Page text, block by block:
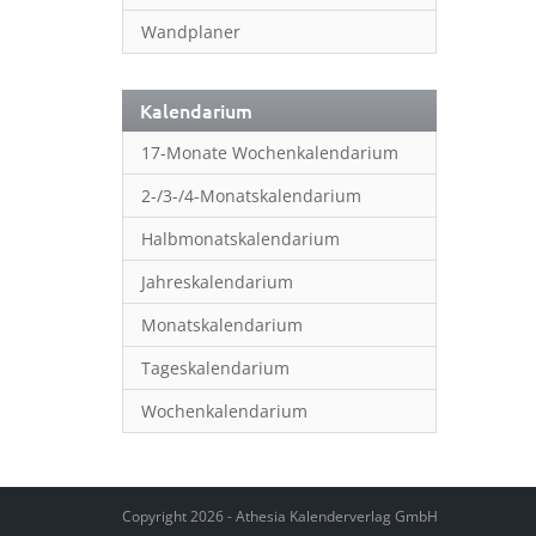
Wandplaner
Kalendarium
17-Monate Wochenkalendarium
2-/3-/4-Monatskalendarium
Halbmonatskalendarium
Jahreskalendarium
Monatskalendarium
Tageskalendarium
Wochenkalendarium
Copyright 2026 - Athesia Kalenderverlag GmbH